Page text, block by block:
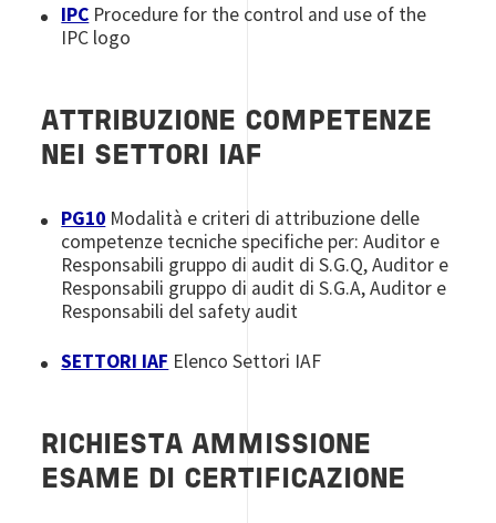
IPC Procedure for the control and use of the
IPC logo
ATTRIBUZIONE COMPETENZE
NEI SETTORI IAF
PG10 Modalità e criteri di attribuzione delle
competenze tecniche specifiche per: Auditor e
Responsabili gruppo di audit di S.G.Q, Auditor e
Responsabili gruppo di audit di S.G.A, Auditor e
Responsabili del safety audit
SETTORI IAF Elenco Settori IAF
RICHIESTA AMMISSIONE
ESAME DI CERTIFICAZIONE